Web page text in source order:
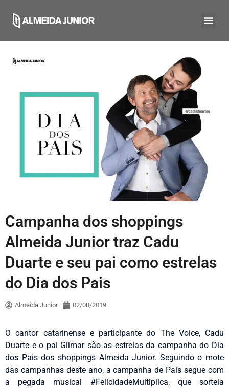
Campanha dos shoppings
Almeida Junior traz Cadu
Duarte e seu pai como estrelas
do Dia dos Pais
Almeida Junior 02/08/2019
O cantor catarinense e participante do The Voice, Cadu
Duarte e o pai Gilmar são as estrelas da campanha do Dia
dos Pais dos shoppings Almeida Junior. Seguindo o mote
das campanhas deste ano, a campanha de Pais segue com
a pegada musical #FelicidadeMultiplica, que sorteia